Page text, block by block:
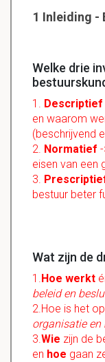
1 Inleiding -
Welke drie
1. Descriptief
en waarom
(beschrijvend
2. Normatief
eisen van een
3.
bestuur beter
Wat zijn de
1. Hoe werkt
beleid en
2.Hoe is het
organisatie en
3.Wie zijn de
en hoe gaan